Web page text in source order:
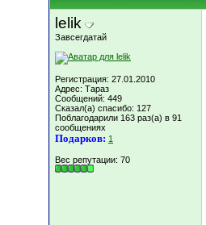
lelik
Завсегдатай
Регистрация: 27.01.2010
Адрес: Тараз
Сообщений: 449
Сказал(а) спасибо: 127
Поблагодарили 163 раз(а) в 91
сообщениях
Подарков: 1
Вес репутации: 70